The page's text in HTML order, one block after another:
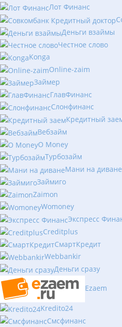
Лот Финанс
Деньги взаймы
Честное слово
Konga
Online-zaim
Займер
ГлавФинанс
Слонфинанс
Кредитный
Вебзайм
O Money
Турбозайм
Мани на диване
Займиго
Zaimon
Womoney
Экспресс
Creditplus
СмартКредит
Webbankir
Деньги сразу
Ezaem
Kredito24
Смсфинанс